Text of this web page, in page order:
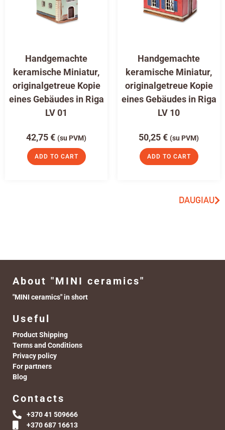
Handgemachte
keramische Miniatur,
originalgetreue Kopie
eines Gebäudes in Riga
LV 01
42,75€ (su PVM)
ADD TO CART
Handgemachte
keramische Miniatur,
originalgetreue Kopie
eines Gebäudes in Riga
LV 10
50,25€ (su PVM)
ADD TO CART
DAUGIAU
About "MINI ceramics"
"MINI ceramics" in short
Useful
Product Shipping
Terms and Conditions
Privacy policy
For partners
Blog
Contacts
+370 41 509666
+370 687 16613